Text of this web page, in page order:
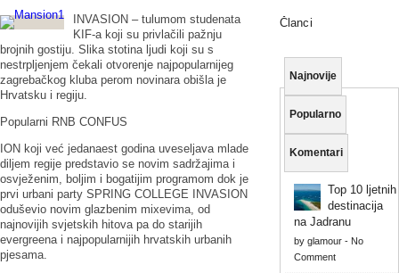
INVASION – tulumom studenata
KIF-a koji su privlačili pažnju
brojnih gostiju. Slika stotina ljudi koji su s
nestrpljenjem čekali otvorenje najpopularnijeg
zagrebačkog kluba perom novinara obišla je
Hrvatsku i regiju.
Popularni RNB CONFUS
ION koji već jedanaest godina uveseljava mlade
diljem regije predstavio se novim sadržajima i
osvježenim, boljim i bogatijim programom dok je
prvi urbani party SPRING COLLEGE INVASION
oduševio novim glazbenim mixevima, od
najnovijih svjetskih hitova pa do starijih
evergreena i najpopularnijih hrvatskih urbanih
pjesama.
Članci
Najnovije
Popularno
Komentari
Top 10 ljetnih
destinacija
na Jadranu
by glamour- No
Comment